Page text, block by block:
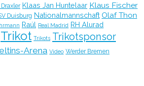
Klaas Jan Huntelaar Klaus Fischer
Duisburg Nationalmannschaft Olaf Thon
Raúl Real Madrid RH Alurad
Trikot Trikots Trikotsponsor
Arena Video Werder Bremen